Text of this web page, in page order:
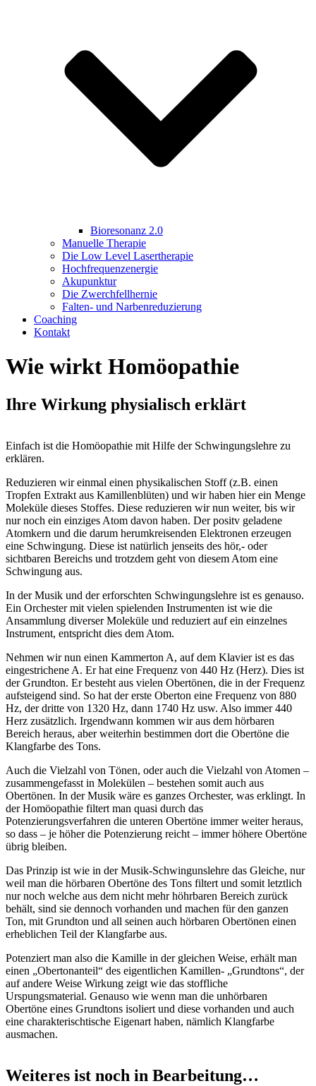
Bioresonanz 2.0
Manuelle Therapie
Die Low Level Lasertherapie
Hochfrequenzenergie
Akupunktur
Die Zwerchfellhernie
Falten- und Narbenreduzierung
Coaching
Kontakt
Wie wirkt Homöopathie
Ihre Wirkung physialisch erklärt
Einfach ist die Homöopathie mit Hilfe der Schwingungslehre zu
erklären.
Reduzieren wir einmal einen physikalischen Stoff (z.B. einen
Tropfen Extrakt aus Kamillenblüten) und wir haben hier ein Menge
Moleküle dieses Stoffes. Diese reduzieren wir nun weiter, bis wir
nur noch ein einziges Atom davon haben. Der positv geladene
Atomkern und die darum herumkreisenden Elektronen erzeugen
eine Schwingung. Diese ist natürlich jenseits des hör,- oder
sichtbaren Bereichs und trotzdem geht von diesem Atom eine
Schwingung aus.
In der Musik und der erforschten Schwingungslehre ist es genauso.
Ein Orchester mit vielen spielenden Instrumenten ist wie die
Ansammlung diverser Moleküle und reduziert auf ein einzelnes
Instrument, entspricht dies dem Atom.
Nehmen wir nun einen Kammerton A, auf dem Klavier ist es das
eingestrichene A. Er hat eine Frequenz von 440 Hz (Herz). Dies ist
der Grundton. Er besteht aus vielen Obertönen, die in der Frequenz
aufsteigend sind. So hat der erste Oberton eine Frequenz von 880
Hz, der dritte von 1320 Hz, dann 1740 Hz usw. Also immer 440
Herz zusätzlich. Irgendwann kommen wir aus dem hörbaren
Bereich heraus, aber weiterhin bestimmen dort die Obertöne die
Klangfarbe des Tons.
Auch die Vielzahl von Tönen, oder auch die Vielzahl von Atomen –
zusammengefasst in Molekülen – bestehen somit auch aus
Obertönen. In der Musik wäre es ganzes Orchester, was erklingt. In
der Homöopathie filtert man quasi durch das
Potenzierungsverfahren die unteren Obertöne immer weiter heraus,
so dass – je höher die Potenzierung reicht – immer höhere Obertöne
übrig bleiben.
Das Prinzip ist wie in der Musik-Schwingunslehre das Gleiche, nur
weil man die hörbaren Obertöne des Tons filtert und somit letztlich
nur noch welche aus dem nicht mehr höhrbaren Bereich zurück
behält, sind sie dennoch vorhanden und machen für den ganzen
Ton, mit Grundton und all seinen auch hörbaren Obertönen einen
erheblichen Teil der Klangfarbe aus.
Potenziert man also die Kamille in der gleichen Weise, erhält man
einen „Obertonanteil“ des eigentlichen Kamillen- „Grundtons“, der
auf andere Weise Wirkung zeigt wie das stoffliche
Urspungsmaterial. Genauso wie wenn man die unhörbaren
Obertöne eines Grundtons isoliert und diese vorhanden und auch
eine charakterischtische Eigenart haben, nämlich Klangfarbe
ausmachen.
Weiteres ist noch in Bearbeitung…